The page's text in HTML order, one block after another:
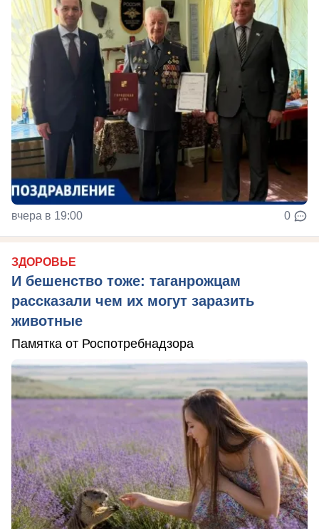
вчера в 19:00 0
ЗДОРОВЬЕ
И бешенство тоже: таганрожцам
рассказали чем их могут заразить
животные
Памятка от Роспотребнадзора